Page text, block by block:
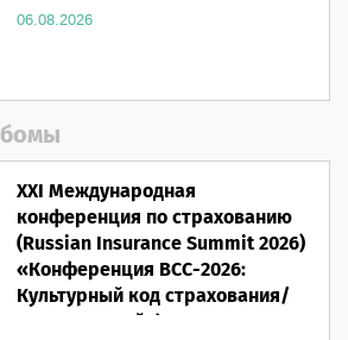
06.08.2026
XXI Международная
конференция по страхованию
(Russian Insurance Summit 2026)
«Конференция ВСС-2026:
Культурный код страхования/
Человеческий фактор»